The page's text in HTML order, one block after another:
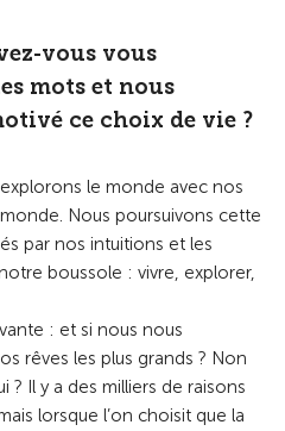
vous vous
mots et nous
ce choix de vie ?
le monde avec nos
Nous poursuivons cette
par nos intuitions et les
boussole : vivre, explorer,
: et si nous nous
rêves les plus grands ? Non
? Il y a des milliers de raisons
lorsque l’on choisit que la